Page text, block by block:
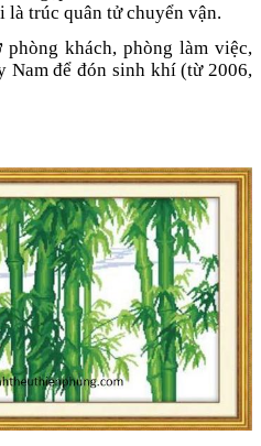
là trúc quân tử chuyển vận.
khách, phòng làm việc,
Nam để đón sinh khí (từ 2006,